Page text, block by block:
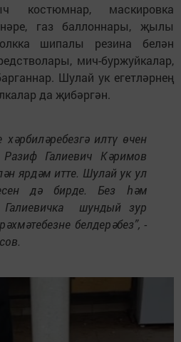
костюмнар, маскировка
газ баллоннары, җылы
шипалы резина белән
мич-буржуйкалар,
Шулай ук егетләрнең
да җибәргән.
хәрбиләребезгә илтү өчен
Галиевич Кәримов
ярдәм итте. Шулай ук ул
дә бирде. Без һәм
Галиевичка шундый зур
белдерәбез”, -